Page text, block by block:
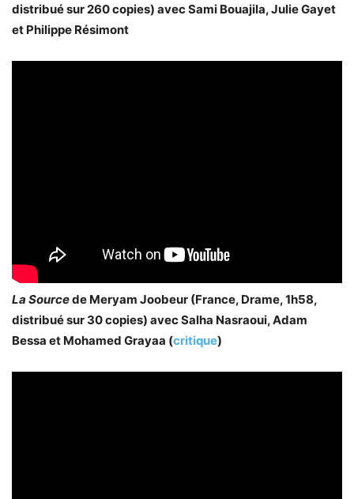
distribué sur 260 copies) avec Sami Bouajila, Julie Gayet
et Philippe Résimont
La Sourcede Meryam Joobeur (France, Drame, 1h58,
distribué sur 30 copies) avec Salha Nasraoui, Adam
Bessa et Mohamed Grayaa (critique)